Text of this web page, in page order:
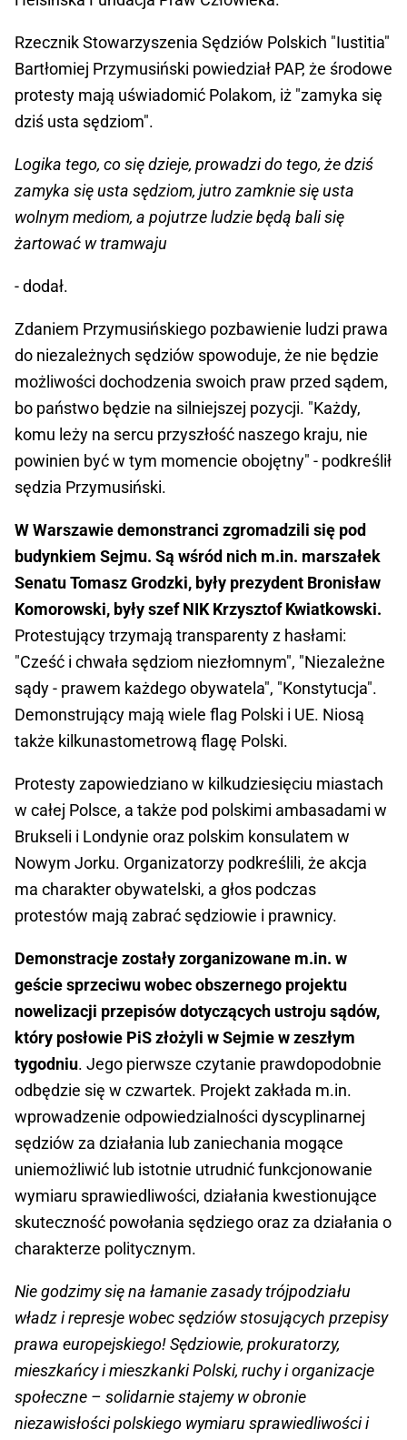
Rzecznik Stowarzyszenia Sędziów Polskich "Iustitia"
Bartłomiej Przymusiński powiedział PAP, że środowe
protesty mają uświadomić Polakom, iż "zamyka się
dziś usta sędziom".
Logika tego, co się dzieje, prowadzi do tego, że dziś
zamyka się usta sędziom, jutro zamknie się usta
wolnym mediom, a pojutrze ludzie będą bali się
żartować w tramwaju
- dodał.
Zdaniem Przymusińskiego pozbawienie ludzi prawa
do niezależnych sędziów spowoduje, że nie będzie
możliwości dochodzenia swoich praw przed sądem,
bo państwo będzie na silniejszej pozycji. "Każdy,
komu leży na sercu przyszłość naszego kraju, nie
powinien być w tym momencie obojętny" - podkreślił
sędzia Przymusiński.
W Warszawie demonstranci zgromadzili się pod
budynkiem Sejmu. Są wśród nich m.in. marszałek
Senatu Tomasz Grodzki, były prezydent Bronisław
Komorowski, były szef NIK Krzysztof Kwiatkowski.
Protestujący trzymają transparenty z hasłami:
"Cześć i chwała sędziom niezłomnym", "Niezależne
sądy - prawem każdego obywatela", "Konstytucja".
Demonstrujący mają wiele flag Polski i UE. Niosą
także kilkunastometrową flagę Polski.
Protesty zapowiedziano w kilkudziesięciu miastach
w całej Polsce, a także pod polskimi ambasadami w
Brukseli i Londynie oraz polskim konsulatem w
Nowym Jorku. Organizatorzy podkreślili, że akcja
ma charakter obywatelski, a głos podczas
protestów mają zabrać sędziowie i prawnicy.
Demonstracje zostały zorganizowane m.in. w
geście sprzeciwu wobec obszernego projektu
nowelizacji przepisów dotyczących ustroju sądów,
który posłowie PiS złożyli w Sejmie w zeszłym
tygodniu. Jego pierwsze czytanie prawdopodobnie
odbędzie się w czwartek. Projekt zakłada m.in.
wprowadzenie odpowiedzialności dyscyplinarnej
sędziów za działania lub zaniechania mogące
uniemożliwić lub istotnie utrudnić funkcjonowanie
wymiaru sprawiedliwości, działania kwestionujące
skuteczność powołania sędziego oraz za działania o
charakterze politycznym.
Nie godzimy się na łamanie zasady trójpodziału
władz i represje wobec sędziów stosujących przepisy
prawa europejskiego! Sędziowie, prokuratorzy,
mieszkańcy i mieszkanki Polski, ruchy i organizacje
społeczne – solidarnie stajemy w obronie
niezawisłości polskiego wymiaru sprawiedliwości i